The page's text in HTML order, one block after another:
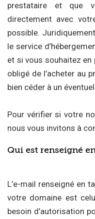
prestataire et que
directement avec
possible.
le service
et si vous souhaitez en
obligé de l’acheter au
bien céder à un
Pour vérifier si votre
nous vous invitons à
Qui est renseigné
L’e-mail renseigné en
votre domaine est
besoin d’autorisation